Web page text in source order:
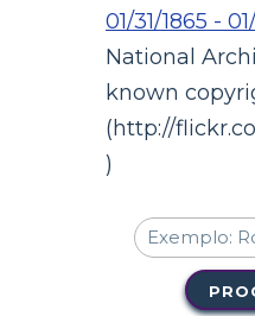
01/31/1865 -
National
known
(http://
)